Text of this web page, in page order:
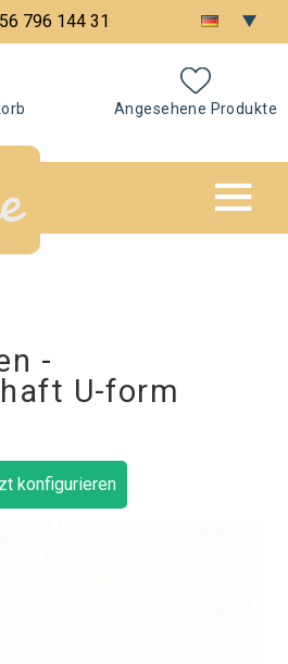
796 144 31
Angesehene Produkte
-
U-form
konfigurieren